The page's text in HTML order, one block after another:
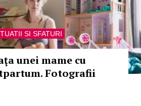
SI SFATURI
unei mame cu
Fotografii